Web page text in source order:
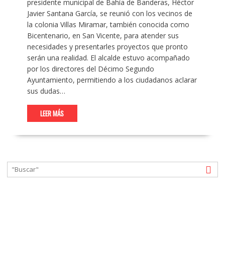
presidente municipal de Bahía de Banderas, Héctor
Javier Santana García, se reunió con los vecinos de
la colonia Villas Miramar, también conocida como
Bicentenario, en San Vicente, para atender sus
necesidades y presentarles proyectos que pronto
serán una realidad. El alcalde estuvo acompañado
por los directores del Décimo Segundo
Ayuntamiento, permitiendo a los ciudadanos aclarar
sus dudas…
LEER MÁS